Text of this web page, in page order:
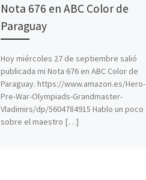
Nota 676 en ABC Color de
Paraguay
Hoy miércoles 27 de septiembre salió
publicada mi Nota 676 en ABC Color de
Paraguay. https://www.amazon.es/Hero-
Pre-War-Olympiads-Grandmaster-
Vladimirs/dp/5604784915 Hablo un poco
sobre el maestro […]